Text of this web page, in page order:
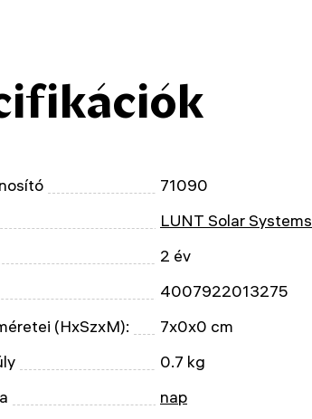
71090
LUNT Solar Systems
2 év
4007922013275
(HxSzxM):
7x0x0 cm
0.7 kg
nap